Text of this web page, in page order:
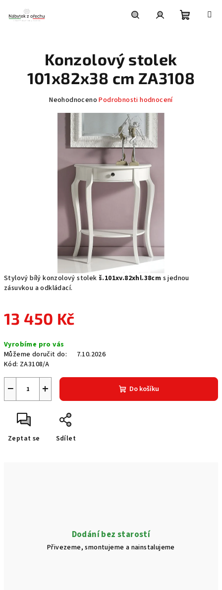
obsah
Stylový bílý konzolový stolek š.101xv.82xhl.38cm s jednou
zásuvkou a odkládací.
13 450 Kč
cena:
Vyrobíme pro vás
Můžeme doručit do:
7.10.2026
Kód: ZA3108/A
+
− Do košíku
Zeptat se Sdílet
Konzolový stolek
101x82x38 cm ZA3108
Průměrné
produktu
hvězdiček.
Neohodnoceno Podrobnosti hodnocení
Dodání bez starostí
Přivezeme, smontujeme a nainstalujeme